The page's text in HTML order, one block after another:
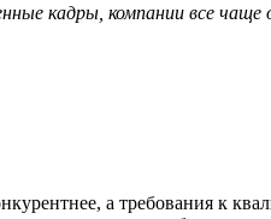
кадры, компании все
а требования к